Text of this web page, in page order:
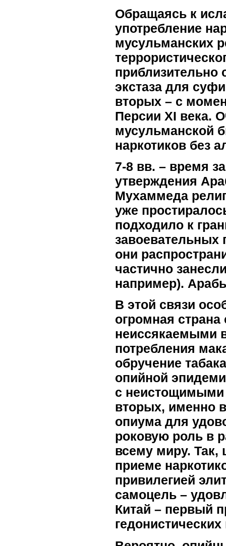
Обращаясь к
употребление
мусульманских
приблизительно
экстаза для
вторых – с
Персии XI века.
мусульманской
наркотиков без
7-8 вв. – время
утверждения
Мухаммеда
уже
подходило к
завоевательных
они
частично
например).
В этой связи
огромная
неиссякаемыми
потребления
обручение
опийной
с неистощимыми
вторых, именно
опиума для
роковую роль в
всему миру. Так,
приеме
привилегией
самоцель –
Китай – первый